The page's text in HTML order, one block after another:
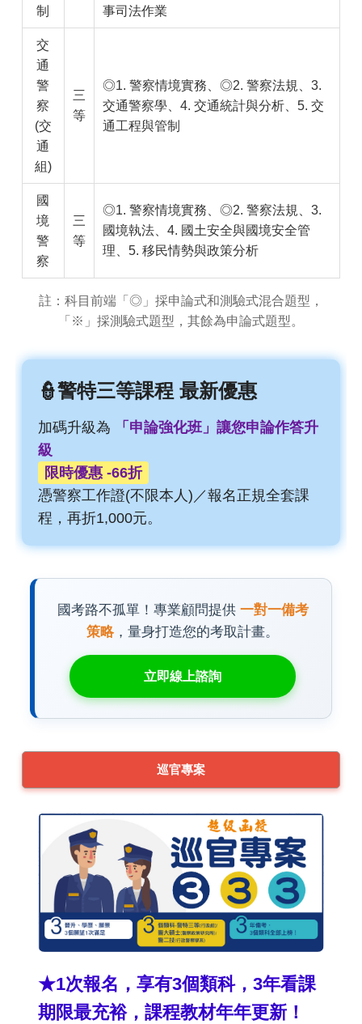
制 事司法作業
交
通
警
察
(交
通
組)
三
等
◎1. 警察情境實務、◎2. 警察法規、3.
交通警察學、4. 交通統計與分析、5. 交
通工程與管制
國
境
警
察
三
等
◎1. 警察情境實務、◎2. 警察法規、3.
國境執法、4. 國土安全與國境安全管
理、5. 移民情勢與政策分析
註：科目前端「◎」採申論式和測驗式混合題型，
「※」採測驗式題型，其餘為申論式題型。
👮警特三等課程 最新優惠
加碼升級為
「申論強化班」讓您申論作答升
級
限時優惠 -66折
憑警察工作證(不限本人)／報名正規全套課
程，再折1,000元。
國考路不孤單！專業顧問提供 一對一備考
策略，量身打造您的考取計畫。
立即線上諮詢
巡官專案
★1次報名，享有3個類科，3年看課
期限最充裕，課程教材年年更新！